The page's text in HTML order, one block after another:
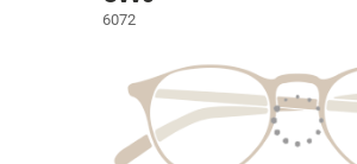
6072